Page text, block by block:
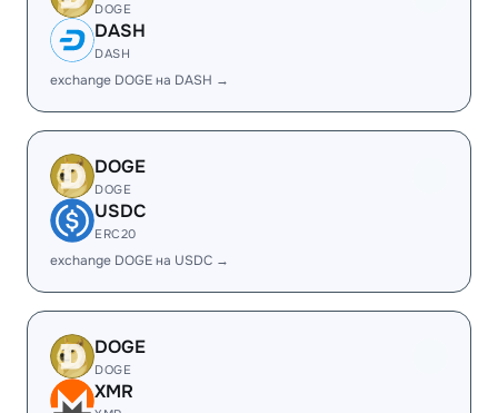
DOGE
DASH
DASH
exchange DOGE на DASH →
DOGE
DOGE
USDC
ERC20
exchange DOGE на USDC →
DOGE
DOGE
XMR